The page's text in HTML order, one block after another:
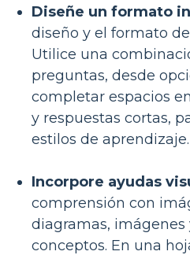
Diseñe un formato
diseño y el formato
Utilice una
preguntas, desde
completar espacios
y respuestas cortas,
estilos de aprendizaje.
Incorpore ayudas
comprensión con
diagramas,
conceptos. En una